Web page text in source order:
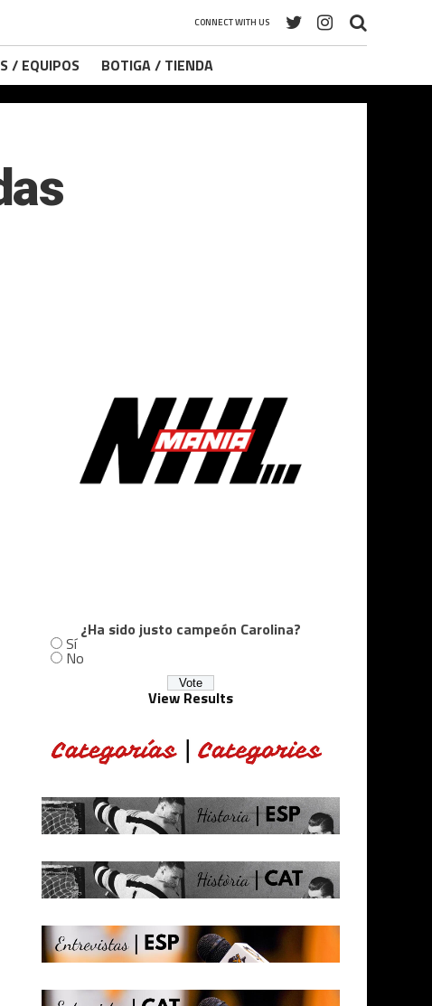
CONNECT WITH US
/ EQUIPOS BOTIGA / TIENDA
¿Ha sido justo campeón Carolina?
Sí
No
View Results